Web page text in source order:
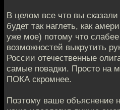
В целом все что вы
будет так наглеть, как
уже мое) потому что
возможностей выкрутить
России отечественные
самые повадки. Просто на
ПОКА скромнее.
Поэтому ваше объяснение